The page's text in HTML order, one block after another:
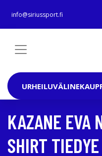
info@siriussport.fi
KAZANE EVA
SHIRT TIEDYE